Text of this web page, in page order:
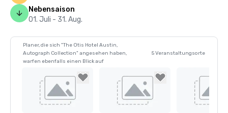
Nebensaison
01. Juli - 31. Aug.
Planer, die sich "The Otis Hotel Austin,
Autograph Collection" angesehen haben,
warfen ebenfalls einen Blick auf
5 Veranstaltungsorte